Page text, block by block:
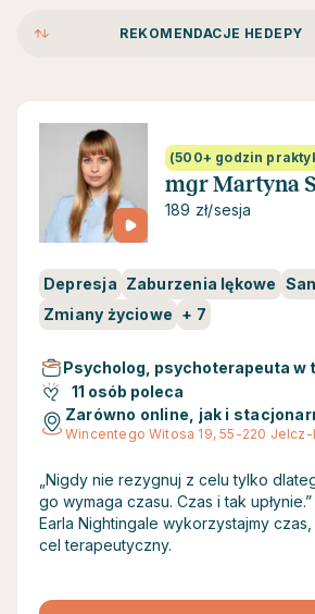
REKOMENDACJE HEDEPY
(500+ godzin
mgr Martyna
189 zł/sesja
Depresja Zaburzenia lękowe
Zmiany życiowe + 7
Psycholog, psychoterapeuta w
11 osób poleca
Zarówno online, jak i
Wincentego Witosa 19, 55-220
„Nigdy nie rezygnuj z celu tylko
go wymaga czasu. Czas i tak upłynie.”
Earla Nightingale wykorzystajmy
cel terapeutyczny.